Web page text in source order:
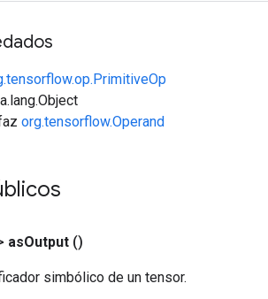
org.tensorflow.Operand
asOutput ()
simbólico de un tensor.